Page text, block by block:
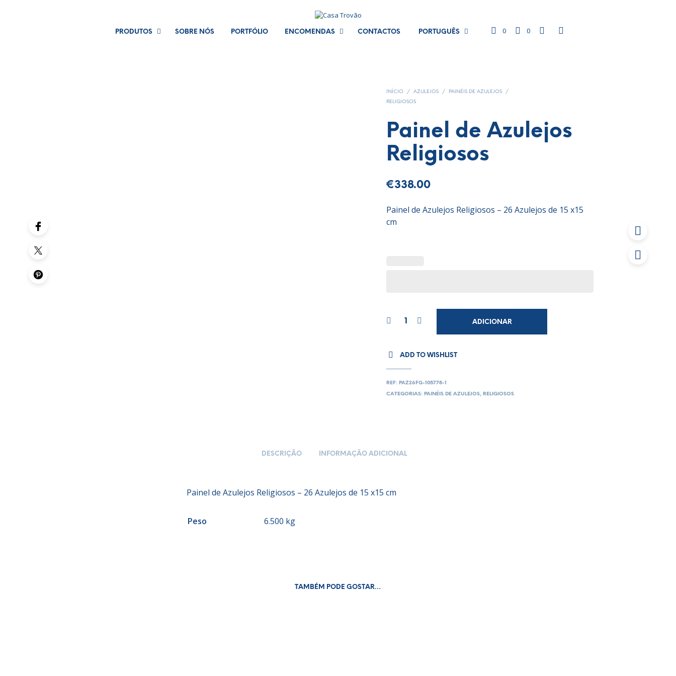
PRODUTOS SOBRE NÓS PORTFÓLIO ENCOMENDAS CONTACTOS PORTUGUÊS 0 0
INÍCIO / AZULEJOS / PAINÉIS DE AZULEJOS
/
RELIGIOSOS
Painel de Azulejos
Religiosos
€338.00
Painel de Azulejos Religiosos – 26 Azulejos de 15 x15
cm
ADICIONAR
ADD TO WISHLIST
REF: PAZ26FG-105778-1
CATEGORIAS: PAINÉIS DE AZULEJOS, RELIGIOSOS
DESCRIÇÃO INFORMAÇÃO ADICIONAL
Painel de Azulejos Religiosos – 26 Azulejos de 15 x15 cm
Peso 6.500 kg
TAMBÉM PODE GOSTAR…